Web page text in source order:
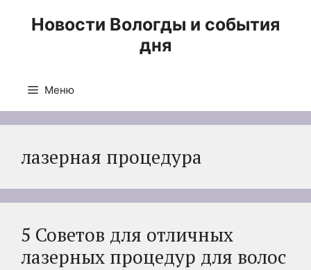
Новости Вологды и события
дня
Меню
лазерная процедура
5 Советов для отличных
лазерных процедур для волос